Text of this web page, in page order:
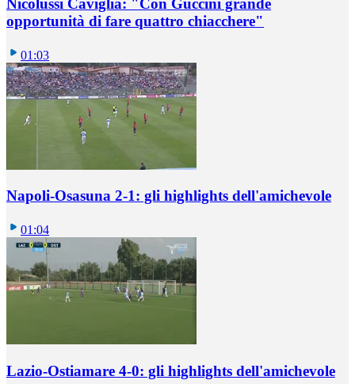
Nicolussi Caviglia: "Con Guccini grande
opportunità di fare quattro chiacchere"
01:03
Napoli-Osasuna 2-1: gli highlights dell'amichevole
01:04
Lazio-Ostiamare 4-0: gli highlights dell'amichevole